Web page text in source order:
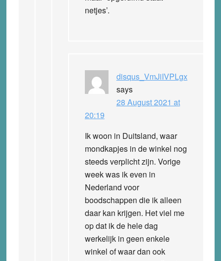
netjes’.
disqus_VmJiIVPLgx
says
28 August 2021 at
20:19
Ik woon in Duitsland, waar
mondkapjes in de winkel nog
steeds verplicht zijn. Vorige
week was ik even in
Nederland voor
boodschappen die ik alleen
daar kan krijgen. Het viel me
op dat ik de hele dag
werkelijk in geen enkele
winkel of waar dan ook